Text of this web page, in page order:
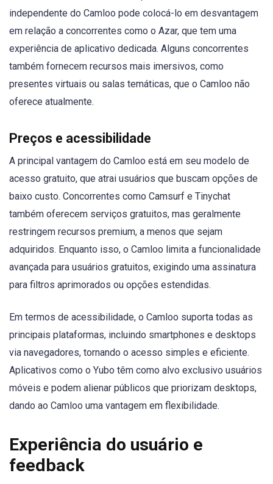
independente do Camloo pode colocá-lo em desvantagem
em relação a concorrentes como o Azar, que tem uma
experiência de aplicativo dedicada. Alguns concorrentes
também fornecem recursos mais imersivos, como
presentes virtuais ou salas temáticas, que o Camloo não
oferece atualmente.
Preços e acessibilidade
A principal vantagem do Camloo está em seu modelo de
acesso gratuito, que atrai usuários que buscam opções de
baixo custo. Concorrentes como Camsurf e Tinychat
também oferecem serviços gratuitos, mas geralmente
restringem recursos premium, a menos que sejam
adquiridos. Enquanto isso, o Camloo limita a funcionalidade
avançada para usuários gratuitos, exigindo uma assinatura
para filtros aprimorados ou opções estendidas.
Em termos de acessibilidade, o Camloo suporta todas as
principais plataformas, incluindo smartphones e desktops
via navegadores, tornando o acesso simples e eficiente.
Aplicativos como o Yubo têm como alvo exclusivo usuários
móveis e podem alienar públicos que priorizam desktops,
dando ao Camloo uma vantagem em flexibilidade.
Experiência do usuário e
feedback